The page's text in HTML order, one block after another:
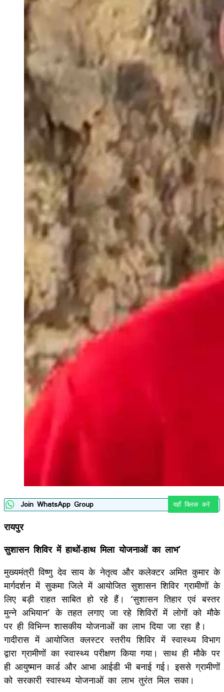
Join WhatsApp Group यहाँ क्लिक करे
रायपुर
सुशासन शिविर में हाथों-हाथ मिला योजनाओं का लाभ’
मुख्यमंत्री विष्णु देव साय के नेतृत्व और कलेक्टर अमित कुमार के
मार्गदर्शन में सुकमा जिले में आयोजित सुशासन शिविर ग्रामीणों के
लिए बड़ी राहत साबित हो रहे हैं। ‘सुशासन तिहार एवं बस्तर
मुन्ने अभियान’ के तहत लगाए जा रहे शिविरों में लोगों को मौके
पर ही विभिन्न शासकीय योजनाओं का लाभ दिया जा रहा है।
गादीरास में आयोजित क्लस्टर स्तरीय शिविर में स्वास्थ्य विभाग
द्वारा ग्रामीणों का स्वास्थ्य परीक्षण किया गया। साथ ही मौके पर
ही आयुष्मान कार्ड और आभा आईडी भी बनाई गई। इससे ग्रामीणों
को सरकारी स्वास्थ्य योजनाओं का लाभ तुरंत मिल सका।